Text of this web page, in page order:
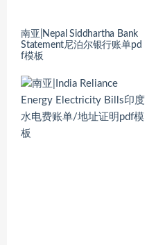
南亚|Nepal Siddhartha Bank
Statement尼泊尔银行账单pd
f模板